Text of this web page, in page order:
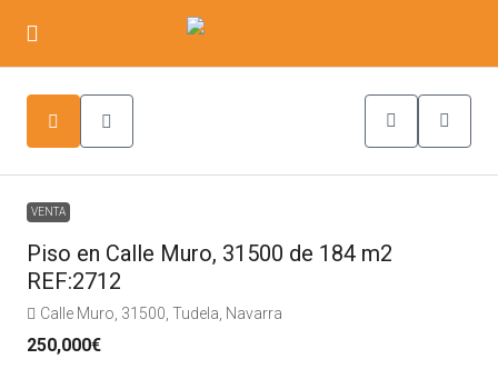
VENTA
Piso en Calle Muro, 31500 de 184 m2
REF:2712
Calle Muro, 31500, Tudela, Navarra
250,000€